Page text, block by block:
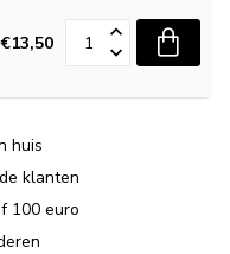
€13,50
huis
klanten
100 euro